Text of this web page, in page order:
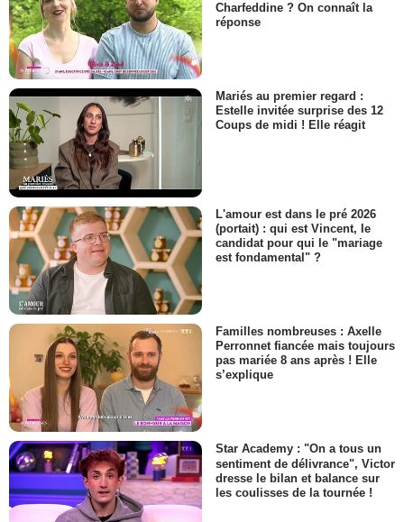
Charfeddine ? On connaît la
réponse
Mariés au premier regard :
Estelle invitée surprise des 12
Coups de midi ! Elle réagit
L'amour est dans le pré 2026
(portait) : qui est Vincent, le
candidat pour qui le "mariage
est fondamental" ?
Familles nombreuses : Axelle
Perronnet fiancée mais toujours
pas mariée 8 ans après ! Elle
s’explique
Star Academy : "On a tous un
sentiment de délivrance", Victor
dresse le bilan et balance sur
les coulisses de la tournée !